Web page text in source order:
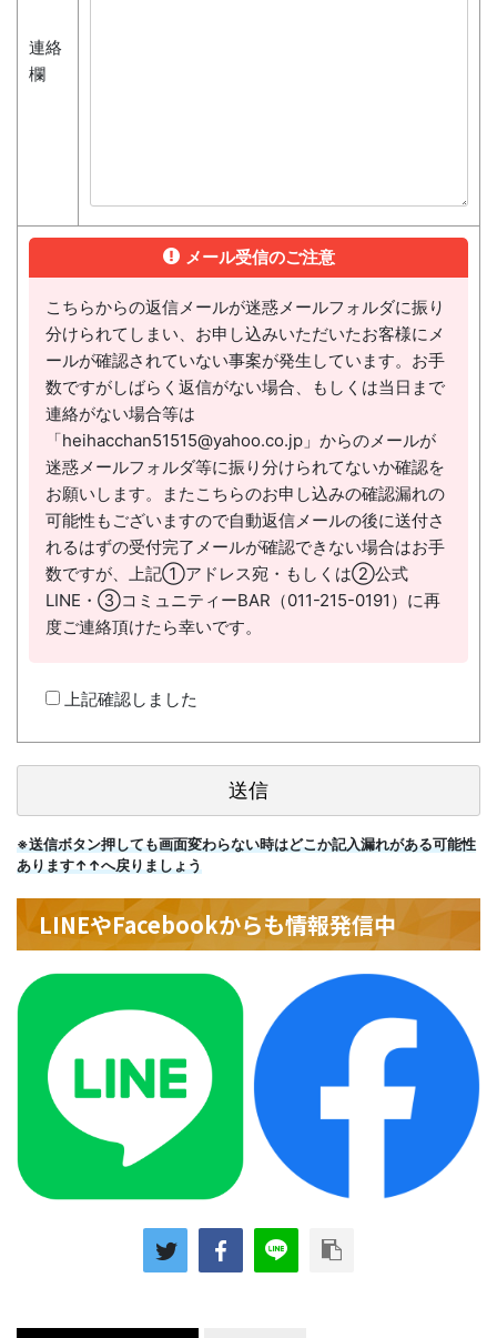
連絡
欄
メール受信のご注意
こちらからの返信メールが迷惑メールフォルダに振り
分けられてしまい、お申し込みいただいたお客様にメ
ールが確認されていない事案が発生しています。お手
数ですがしばらく返信がない場合、もしくは当日まで
連絡がない場合等は
「heihacchan51515@yahoo.co.jp」からのメールが
迷惑メールフォルダ等に振り分けられてないか確認を
お願いします。またこちらのお申し込みの確認漏れの
可能性もございますので自動返信メールの後に送付さ
れるはずの受付完了メールが確認できない場合はお手
数ですが、上記①アドレス宛・もしくは②公式
LINE・③コミュニティーBAR（011-215-0191）に再
度ご連絡頂けたら幸いです。
上記確認しました
※送信ボタン押しても画面変わらない時はどこか記入漏れがある可能性
あります↑↑へ戻りましょう
LINEやFacebookからも情報発信中